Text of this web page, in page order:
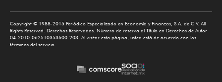
Copyright © 1988-2015 Periódico Especializado en Economía y Finanzas, S.A. de C.V. All
Rights Reserved. Derechos Reservados. Número de reserva al Título en Derechos de Autor
04-2010-062510353600-203. Al visitar esta página, usted está de acuerdo con los
términos del servicio